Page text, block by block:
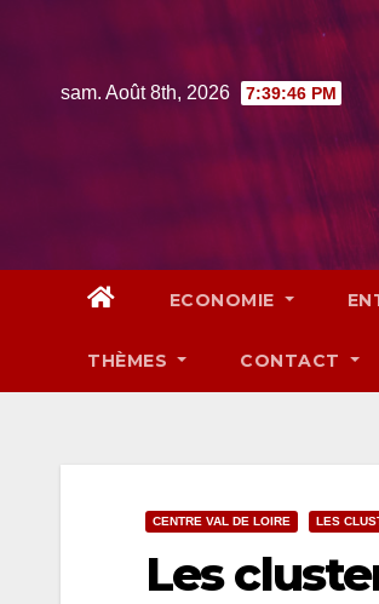
contentsam. Août 8th, 2026 7:39:47 PM
ECONOMIE
THÈMES CONTACT
CENTRE VAL DE LOIRE LES
Les